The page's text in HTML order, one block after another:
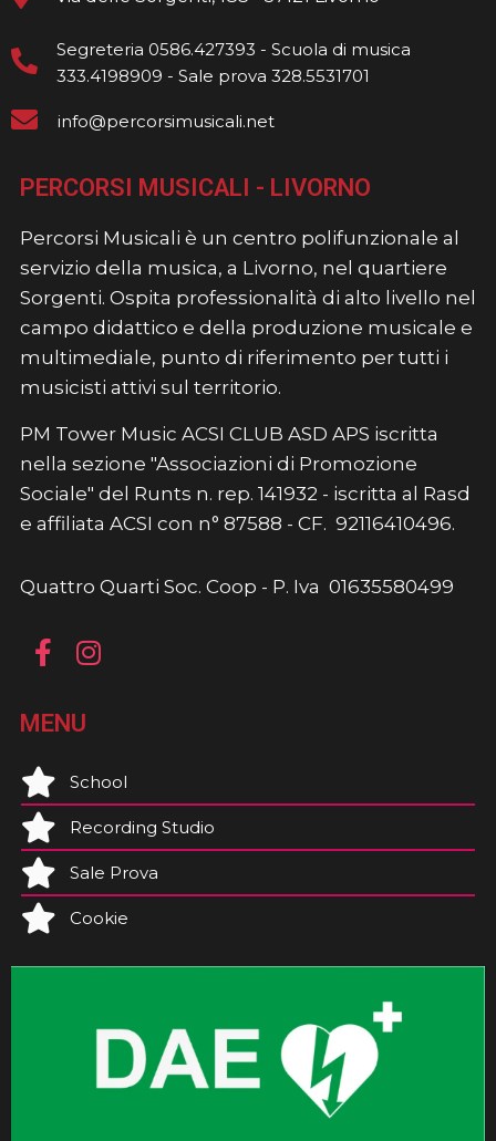
Segreteria 0586.427393 - Scuola di musica
333.4198909 - Sale prova 328.5531701
info@percorsimusicali.net
PERCORSI MUSICALI - LIVORNO
Percorsi Musicali è un centro polifunzionale al
servizio della musica, a Livorno, nel quartiere
Sorgenti. Ospita professionalità di alto livello nel
campo didattico e della produzione musicale e
multimediale, punto di riferimento per tutti i
musicisti attivi sul territorio.
PM Tower Music ACSI CLUB ASD APS iscritta
nella sezione "Associazioni di Promozione
Sociale" del Runts n. rep. 141932 - iscritta al Rasd
e affiliata ACSI con n° 87588 - CF. 92116410496.
Quattro Quarti Soc. Coop - P. Iva 01635580499
MENU
School
Recording Studio
Sale Prova
Cookie